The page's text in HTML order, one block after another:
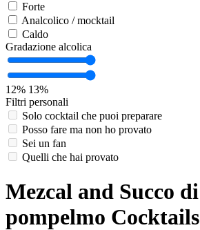
Forte
Analcolico / mocktail
Caldo
Gradazione alcolica
12% 13%
Filtri personali
Solo cocktail che puoi preparare
Posso fare ma non ho provato
Sei un fan
Quelli che hai provato
Mezcal and Succo di
pompelmo Cocktails